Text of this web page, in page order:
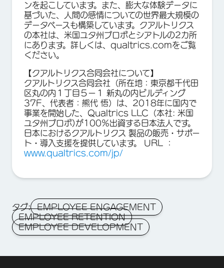
ンを起こしています。また、膨大な体験データに
基づいた、人間の感情についての世界最大規模の
データベースも構築しています。クアルトリクス
の本社は、米国ユタ州プロボとシアトルの2カ所
にあります。詳しくは、qualtrics.comをご覧
ください。
【クアルトリクス合同会社について】
クアルトリクス合同会社（所在地：東京都千代田
区丸の内１丁目５ー１ 新丸の内ビルディング
37F、代表者：熊代 悟）は、2018年に国内で
事業を開始した、Qualtrics LLC（本社: 米国
ユタ州プロボ)が100％出資する日本法人です。
日本におけるクアルトリクス 製品の販売・サポー
ト・導入支援を提供しています。 URL ：
www.qualtrics.com/jp/
タグ:
EMPLOYEE ENGAGEMENT
EMPLOYEE RETENTION
EMPLOYEE DEVELOPMENT